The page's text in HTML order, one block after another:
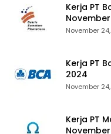
Kerja PT
November
Kerja PT
2024
November
Kerja PT